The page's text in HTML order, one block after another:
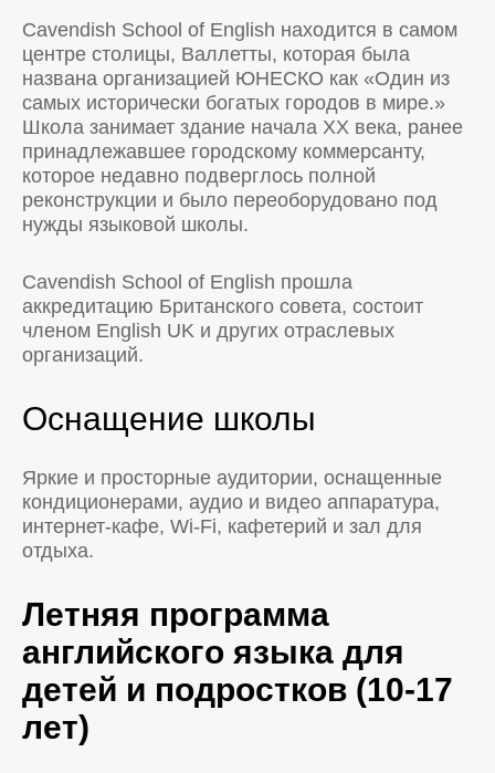
Cavendish School of English находится в самом
центре столицы, Валлетты, которая была
названа организацией ЮНЕСКО как «Один из
самых исторически богатых городов в мире.»
Школа занимает здание начала ХХ века, ранее
принадлежавшее городскому коммерсанту,
которое недавно подверглось полной
реконструкции и было переоборудовано под
нужды языковой школы.
Cavendish School of English прошла
аккредитацию Британского совета, состоит
членом English UK и других отраслевых
организаций.
Оснащение школы
Яркие и просторные аудитории, оснащенные
кондиционерами, аудио и видео аппаратура,
интернет-кафе, Wi-Fi, кафетерий и зал для
отдыха.
Летняя программа
английского языка для
детей и подростков (10-17
лет)